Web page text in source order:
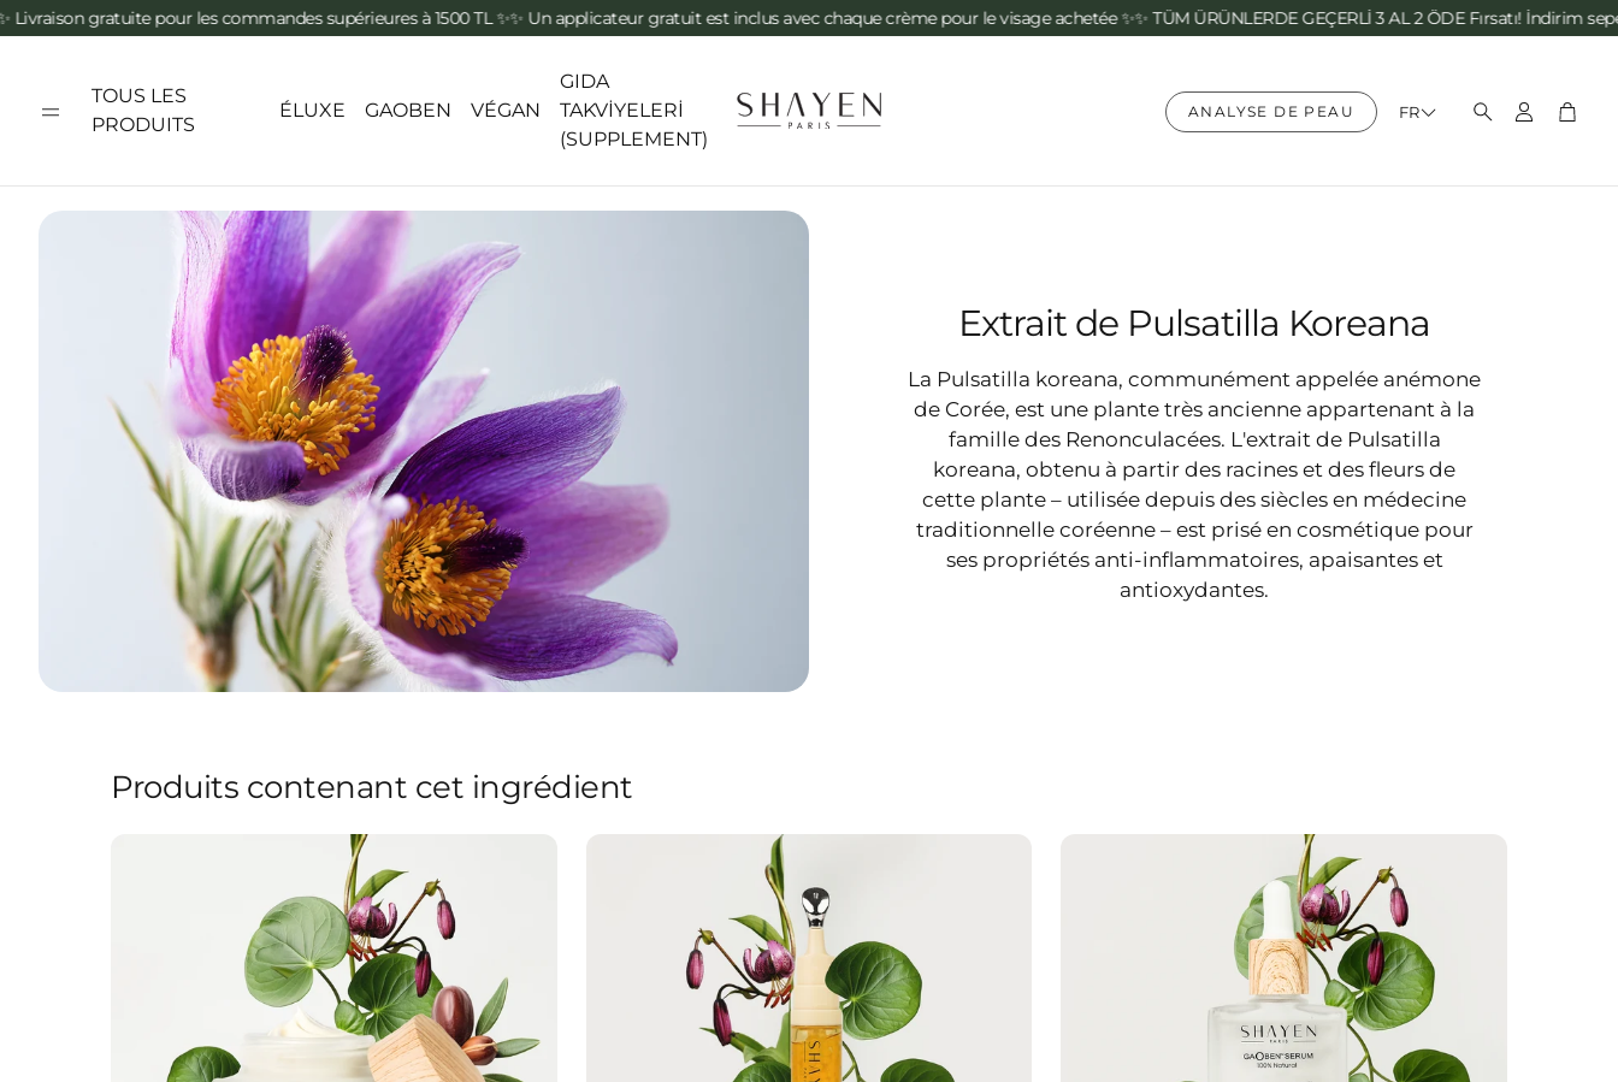
gratuite pour les commandes supérieures à 1500 TL ✨✨ Un applicateur gratuit est inclus avec chaque crème pour le visage achetée ✨✨ TÜM ÜRÜNLERDE GEÇERLİ 3 AL 2 ÖDE Fırsatı! İndirim sepette
TOUS LES
PRODUITS
ÉLUXE GAOBEN VÉGAN
GIDA
TAKVİYELERİ
(SUPPLEMENT)
ANALYSE DE PEAU FR
Rechercher
Compte
Extrait de Pulsatilla Koreana
La Pulsatilla koreana, communément appelée anémone
de Corée, est une plante très ancienne appartenant à la
famille des Renonculacées. L'extrait de Pulsatilla
koreana, obtenu à partir des racines et des fleurs de
cette plante – utilisée depuis des siècles en médecine
traditionnelle coréenne – est prisé en cosmétique pour
ses propriétés anti-inflammatoires, apaisantes et
antioxydantes.
Produits contenant cet ingrédient